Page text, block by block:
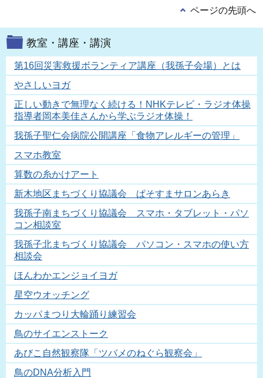
ページの先頭へ
教室・講座・講演
第16回災害救援ボランティア講座（我孫子会場）とは
やさしいヨガ
正しい動きで無理なく続ける！NHKテレビ・ラジオ体操
指導者岡本美佳さんから学ぶラジオ体操！
我孫子聖仁会病院公開講座「食物アレルギーの管理」
スマホ教室
算数の糸かけアート
新木地区まちづくり協議会 ぱそすまサロンあらき
我孫子南まちづくり協議会 スマホ・タブレット・パソ
コン相談室
我孫子北まちづくり協議会 パソコン・スマホの使い方
相談会
ほんわかエンジョイヨガ
星空ウオッチング
カッパまつり大輪踊り練習会
鳥のサイエンストーク
あびこ自然観察隊「ツバメのねぐら観察会」
鳥のDNA分析入門